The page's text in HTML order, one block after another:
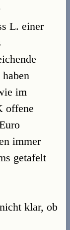
L. einer
im
offene
immer
getafelt
klar, ob